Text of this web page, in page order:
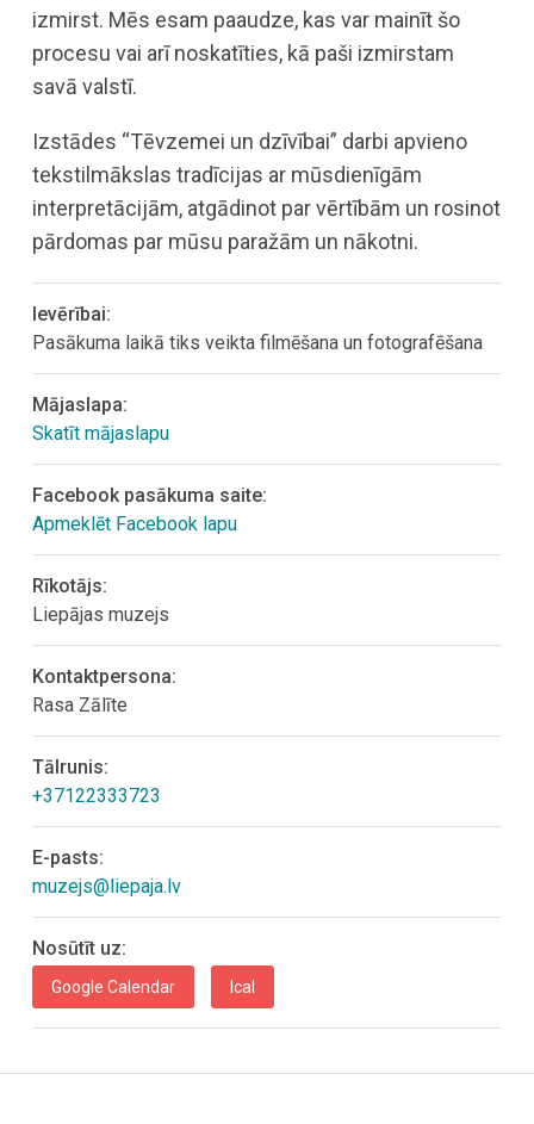
izmirst. Mēs esam paaudze, kas var mainīt šo
procesu vai arī noskatīties, kā paši izmirstam
savā valstī.
Izstādes “Tēvzemei un dzīvībai” darbi apvieno
tekstilmākslas tradīcijas ar mūsdienīgām
interpretācijām, atgādinot par vērtībām un rosinot
pārdomas par mūsu paražām un nākotni.
Ievērībai:
Pasākuma laikā tiks veikta filmēšana un fotografēšana
Mājaslapa:
Skatīt mājaslapu
Facebook pasākuma saite:
Apmeklēt Facebook lapu
Rīkotājs:
Liepājas muzejs
Kontaktpersona:
Rasa Zālīte
Tālrunis:
+37122333723
E-pasts:
muzejs@liepaja.lv
Nosūtīt uz:
Google Calendar Ical